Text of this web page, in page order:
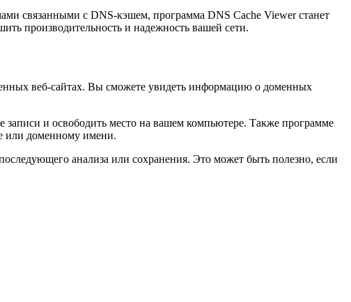
связанными с DNS-кэшем, программа DNS Cache Viewer станет
производительность и надежность вашей сети.
веб-сайтах. Вы сможете увидеть информацию о доменных
и освободить место на вашем компьютере. Также программе
или доменному имени.
анализа или сохранения. Это может быть полезно, если